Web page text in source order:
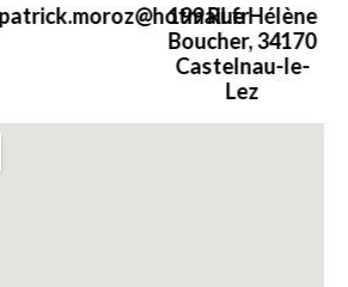
patrick.moroz@hotmail.fr
199 Rue Hélène
Boucher, 34170
Castelnau-le-
Lez